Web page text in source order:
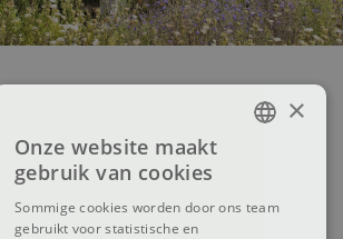
×
Onze website maakt
gebruik van cookies
Sommige cookies worden door ons team
gebruikt voor statistische en